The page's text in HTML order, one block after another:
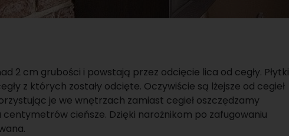
2 cm grubości i powstają przez odcięcie lica od cegły. Płytki
z których zostały odcięte. Oczywiście są lżejsze od cegieł
je we wnętrzach zamiast cegieł oszczędzamy
cieńsze. Dzięki narożnikom po zafugowaniu